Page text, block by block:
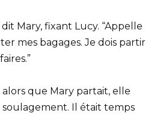
Mary, fixant Lucy. “Appelle
mes bagages. Je dois partir
alors que Mary partait, elle
soulagement. Il était temps